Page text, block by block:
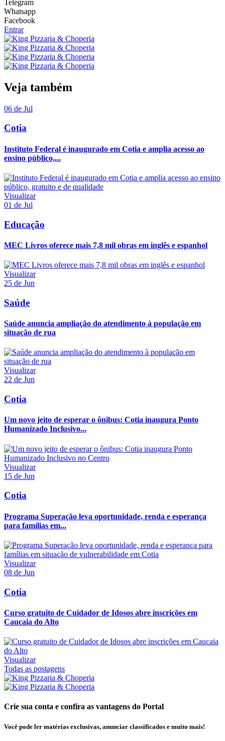
Telegram
Whatsapp
Facebook
Entrar
Veja também
06 de Jul
Cotia
Instituto Federal é inaugurado em Cotia e amplia acesso ao
ensino público,...
Visualizar
01 de Jul
Educação
MEC Livros oferece mais 7,8 mil obras em inglês e espanhol
Visualizar
25 de Jun
Saúde
Saúde anuncia ampliação do atendimento à população em
situação de rua
Visualizar
22 de Jun
Cotia
Um novo jeito de esperar o ônibus: Cotia inaugura Ponto
Humanizado Inclusivo...
Visualizar
15 de Jun
Cotia
Programa Superação leva oportunidade, renda e esperança
para famílias em...
Visualizar
08 de Jun
Cotia
Curso gratuito de Cuidador de Idosos abre inscrições em
Caucaia do Alto
Visualizar
Todas as postagens
Crie sua conta e confira as vantagens do Portal
Você pode ler matérias exclusivas, anunciar classificados e muito mais!